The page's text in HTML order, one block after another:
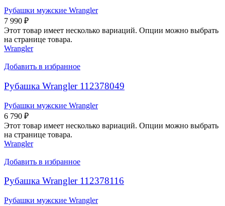
Рубашки мужские Wrangler
7 990 ₽
Этот товар имеет несколько вариаций. Опции можно выбрать
на странице товара.
Wrangler
Добавить в избранное
Рубашка Wrangler 112378049
Рубашки мужские Wrangler
6 790 ₽
Этот товар имеет несколько вариаций. Опции можно выбрать
на странице товара.
Wrangler
Добавить в избранное
Рубашка Wrangler 112378116
Рубашки мужские Wrangler